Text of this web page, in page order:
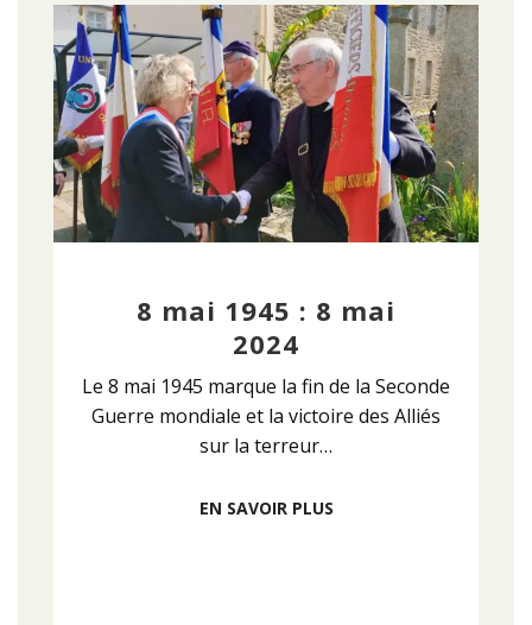
8 mai 1945 : 8 mai
2024
Le 8 mai 1945 marque la fin de la Seconde
Guerre mondiale et la victoire des Alliés
sur la terreur…
EN SAVOIR PLUS